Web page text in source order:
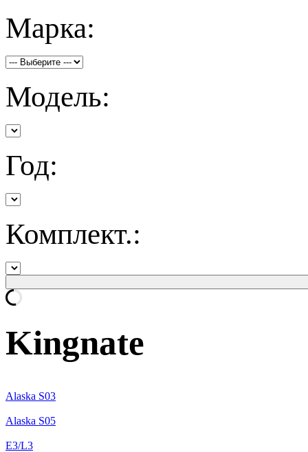
Марка:
Модель:
Год:
Комплект.:
Kingnate
Alaska S03
Alaska S05
E3/L3